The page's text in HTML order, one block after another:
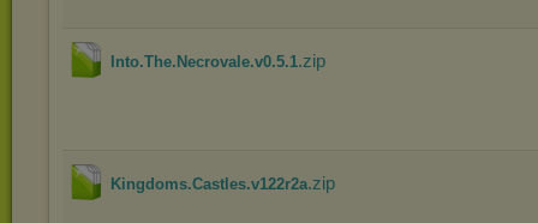
Into.The.Necrovale.v0.5.1.zip
Kingdoms.Castles.v122r2a.zip